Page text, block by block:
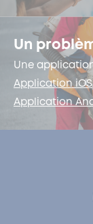
Un
Une
Application iOS
Application